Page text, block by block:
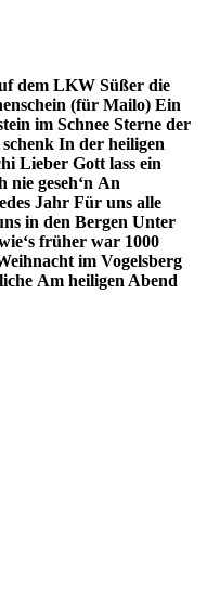
dem LKW Süßer die
(für Mailo) Ein
im Schnee Sterne der
In der heiligen
Lieber Gott lass ein
nie geseh‘n An
Jahr Für uns alle
in den Bergen Unter
früher war 1000
im Vogelsberg
Am heiligen Abend